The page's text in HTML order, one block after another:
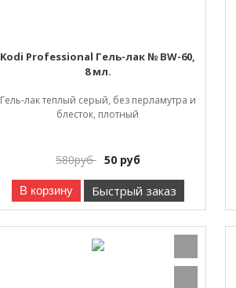
Kodi Professional Гель-лак № BW-60,
8 мл.
Гель-лак теплый серый, без перламутра и
блесток, плотный
580руб 50руб
В корзину Быстрый заказ